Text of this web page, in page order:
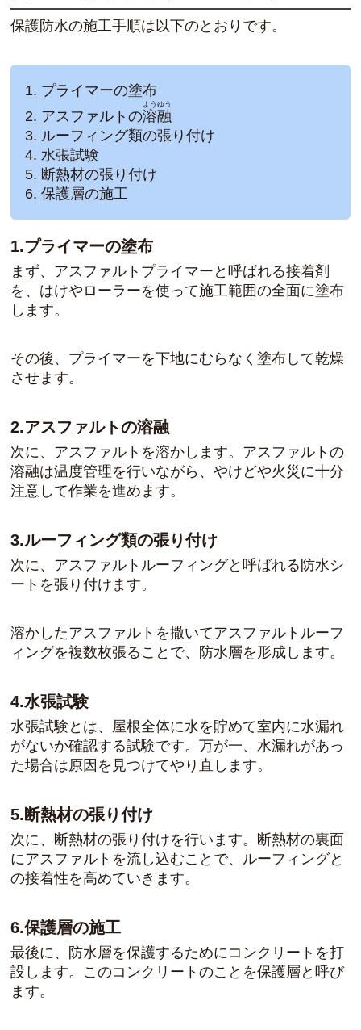
保護防水の施工手順は以下のとおりです。
プライマーの塗布
アスファルトの溶融
ようゆう
ルーフィング類の張り付け
水張試験
断熱材の張り付け
保護層の施工
1.プライマーの塗布
まず、アスファルトプライマーと呼ばれる接着剤
を、はけやローラーを使って施工範囲の全面に塗布
します。
その後、プライマーを下地にむらなく塗布して乾燥
させます。
2.アスファルトの溶融
次に、アスファルトを溶かします。アスファルトの
溶融は温度管理を行いながら、やけどや火災に十分
注意して作業を進めます。
3.ルーフィング類の張り付け
次に、アスファルトルーフィングと呼ばれる防水シ
ートを張り付けます。
溶かしたアスファルトを撒いてアスファルトルーフ
ィングを複数枚張ることで、防水層を形成します。
4.水張試験
水張試験とは、屋根全体に水を貯めて室内に水漏れ
がないか確認する試験です。万が一、水漏れがあっ
た場合は原因を見つけてやり直します。
5.断熱材の張り付け
次に、断熱材の張り付けを行います。断熱材の裏面
にアスファルトを流し込むことで、ルーフィングと
の接着性を高めていきます。
6.保護層の施工
最後に、防水層を保護するためにコンクリートを打
設します。このコンクリートのことを保護層と呼び
ます。